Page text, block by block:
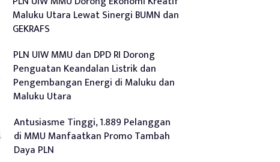
Maluku Utara Lewat Sinergi BUMN dan
GEKRAFS
PLN UIW MMU dan DPD RI Dorong
Penguatan Keandalan Listrik dan
Pengembangan Energi di Maluku dan
Maluku Utara
Antusiasme Tinggi, 1.889 Pelanggan
di MMU Manfaatkan Promo Tambah
Daya PLN